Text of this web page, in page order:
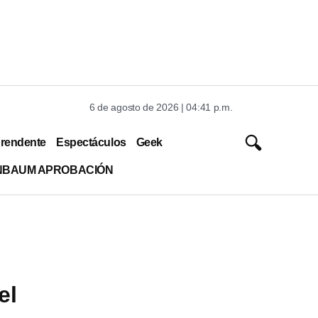
6 de agosto de 2026 | 04:41 p.m.
Espectáculos Geek
APROBACIÓN